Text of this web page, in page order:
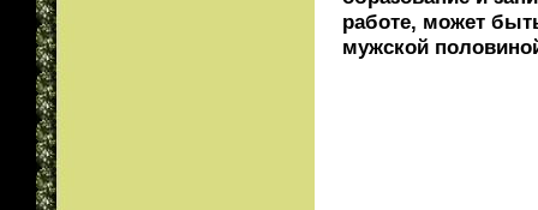
работе, может
мужской